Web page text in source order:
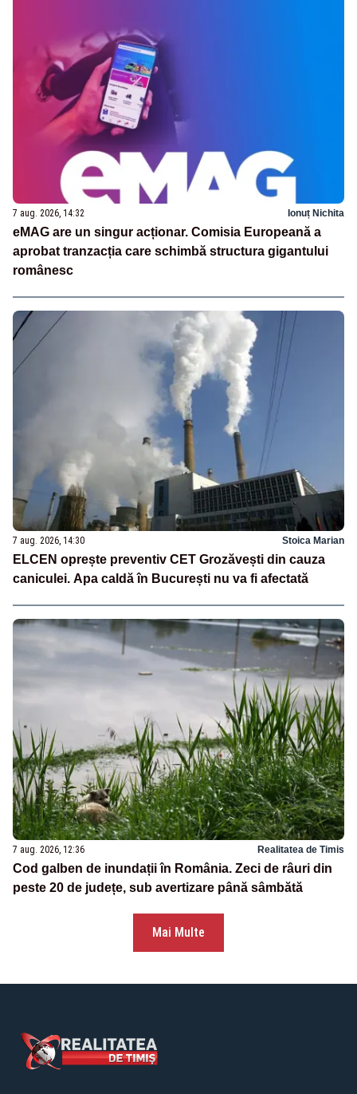
7 aug. 2026, 14:32 Ionuț Nichita
eMAG are un singur acționar. Comisia Europeană a
aprobat tranzacția care schimbă structura gigantului
românesc
7 aug. 2026, 14:30 Stoica Marian
ELCEN oprește preventiv CET Grozăvești din cauza
caniculei. Apa caldă în București nu va fi afectată
7 aug. 2026, 12:36 Realitatea de Timis
Cod galben de inundații în România. Zeci de râuri din
peste 20 de județe, sub avertizare până sâmbătă
Mai Multe